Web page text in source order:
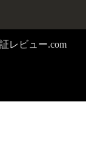
レビュー.com